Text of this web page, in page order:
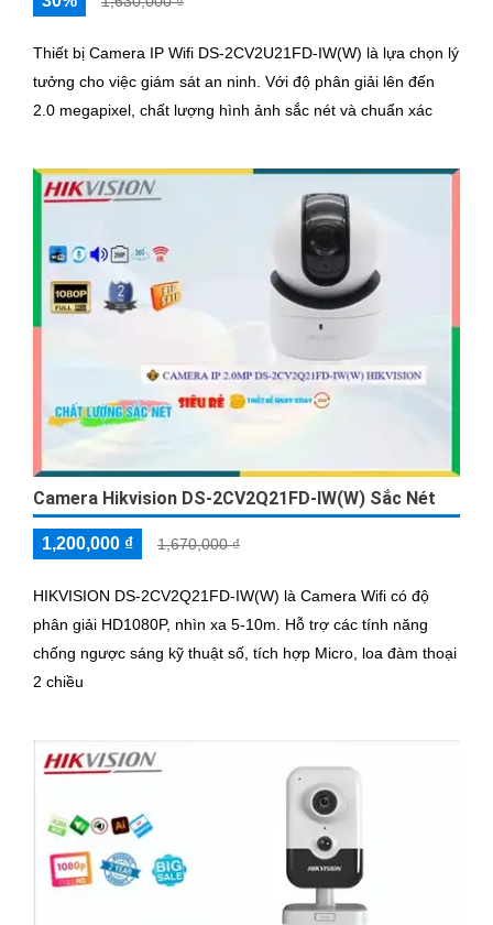
Thiết bị Camera IP Wifi DS-2CV2U21FD-IW(W) là lựa chọn lý
tưởng cho việc giám sát an ninh. Với độ phân giải lên đến
2.0 megapixel, chất lượng hình ảnh sắc nét và chuẩn xác
Camera Hikvision DS-2CV2Q21FD-IW(W) Sắc Nét
1,200,000 ₫ 1,670,000 ₫
HIKVISION DS-2CV2Q21FD-IW(W) là Camera Wifi có độ
phân giải HD1080P, nhìn xa 5-10m. Hỗ trợ các tính năng
chống ngược sáng kỹ thuật số, tích hợp Micro, loa đàm thoại
2 chiều